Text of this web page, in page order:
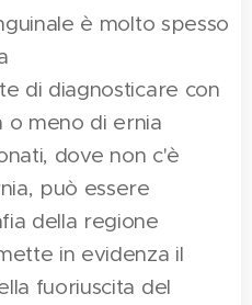
è molto spesso
di diagnosticare con
o meno di ernia
dove non c'è
può essere
della regione
in evidenza il
fuoriuscita del